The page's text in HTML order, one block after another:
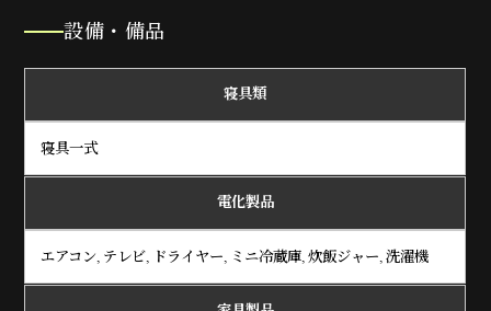
設備・備品
寝具類
寝具一式
電化製品
エアコン, テレビ, ドライヤー, ミニ冷蔵庫, 炊飯ジャー, 洗濯機